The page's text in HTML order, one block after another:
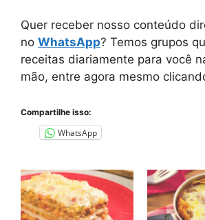
Quer receber nosso conteúdo
no WhatsApp? Temos grupos
receitas diariamente para você
mão, entre agora mesmo
Compartilhe isso:
WhatsApp